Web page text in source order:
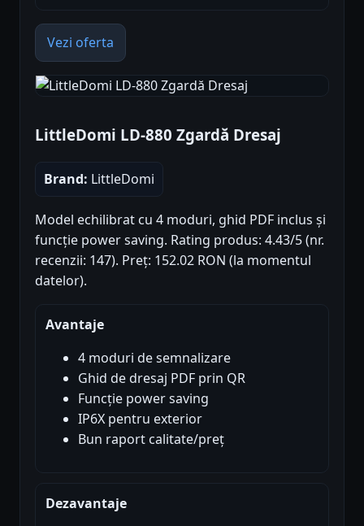
Vezi oferta
LittleDomi LD-880 Zgardă Dresaj
Brand: LittleDomi
Model echilibrat cu 4 moduri, ghid PDF inclus și
funcție power saving. Rating produs: 4.43/5 (nr.
recenzii: 147). Preț: 152.02 RON (la momentul
datelor).
Avantaje
4 moduri de semnalizare
Ghid de dresaj PDF prin QR
Funcție power saving
IP6X pentru exterior
Bun raport calitate/preț
Dezavantaje